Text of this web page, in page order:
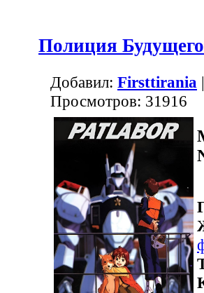
Полиция
Добавил: Firsttirania
Просмотров: 31916